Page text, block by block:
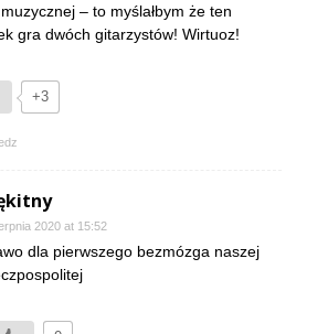
– to myślałbym że ten
gra dwóch gitarzystów! Wirtuoz!
+3
2020 at 15:52
dla pierwszego bezmózga naszej